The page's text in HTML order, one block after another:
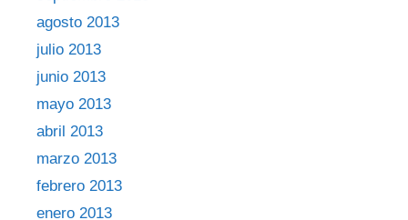
agosto 2013
julio 2013
junio 2013
mayo 2013
abril 2013
marzo 2013
febrero 2013
enero 2013